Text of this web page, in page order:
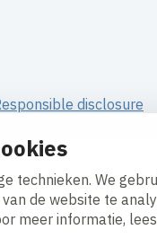
technieken. We
de website te
meer informatie,
disclosure